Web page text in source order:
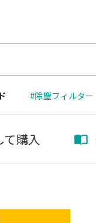
#除塵フィルター
購入